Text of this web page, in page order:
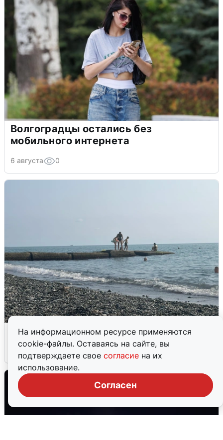
На информационном ресурсе применяются
cookie-файлы. Оставаясь на сайте, вы
подтверждаете свое согласие на их
использование.
Согласен
Волгоградцы остались без
мобильного интернета
6 августа 0
Сирены в Сочи: новая угроза БПЛА